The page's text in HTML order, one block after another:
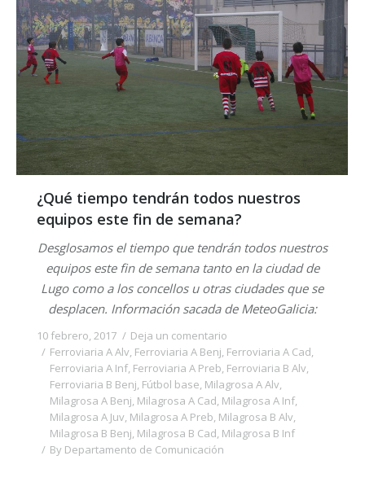
¿Qué tiempo tendrán todos nuestros
equipos este fin de semana?
Desglosamos el tiempo que tendrán todos nuestros
equipos este fin de semana tanto en la ciudad de
Lugo como a los concellos u otras ciudades que se
desplacen. Información sacada de MeteoGalicia:
10 febrero, 2017
Deja un comentario
Ferroviaria A Alv, Ferroviaria A Benj, Ferroviaria A Cad,
Ferroviaria A Inf, Ferroviaria A Preb, Ferroviaria B Alv,
Ferroviaria B Benj, Fútbol base, Milagrosa A Alv,
Milagrosa A Benj, Milagrosa A Cad, Milagrosa A Inf,
Milagrosa A Juv, Milagrosa A Preb, Milagrosa B Alv,
Milagrosa B Benj, Milagrosa B Cad, Milagrosa B Inf
By Departamento de Comunicación